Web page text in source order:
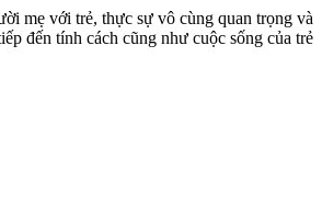
mẹ với trẻ, thực sự vô cùng quan trọng và
đến tính cách cũng như cuộc sống của trẻ